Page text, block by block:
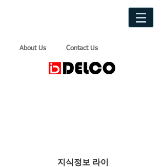
About Us Contact Us
지식정보 라이